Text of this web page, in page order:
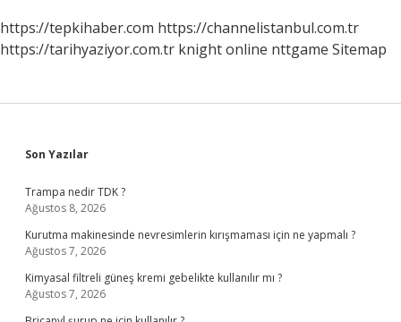
https://tepkihaber.com https://channelistanbul.com.tr
https://tarihyaziyor.com.tr knight online nttgame Sitemap
Sidebar
Son Yazılar
Trampa nedir TDK ?
Ağustos 8, 2026
Kurutma makinesinde nevresimlerin kırışmaması için ne yapmalı ?
Ağustos 7, 2026
Kimyasal filtreli güneş kremi gebelikte kullanılır mı ?
Ağustos 7, 2026